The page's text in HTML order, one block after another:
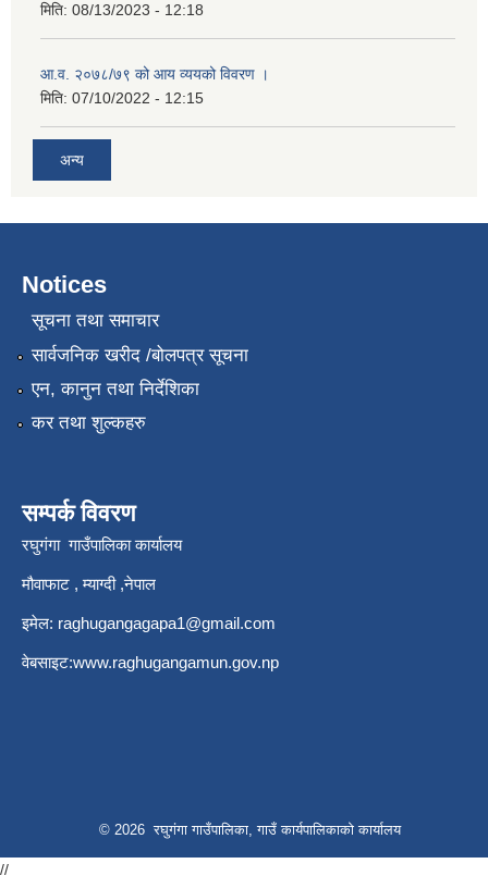
मिति: 08/13/2023 - 12:18
आ.व. २०७८/७९ को आय व्ययको विवरण ।
मिति: 07/10/2022 - 12:15
अन्य
Notices
सूचना तथा समाचार
सार्वजनिक खरीद /बोलपत्र सूचना
एन, कानुन तथा निर्देशिका
कर तथा शुल्कहरु
सम्पर्क विवरण
रघुगंगा गाउँपालिका कार्यालय
मौवाफाट , म्याग्दी ,नेपाल
इमेल: raghugangagapa1@gmail.com
वेबसाइट:www.raghugangamun.gov.np
© 2026 रघुगंगा गाउँपालिका, गाउँ कार्यपालिकाको कार्यालय
//